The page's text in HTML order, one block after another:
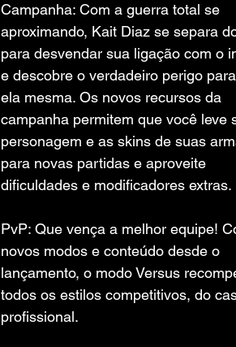
Campanha: Com a guerra total se
aproximando, Kait Diaz se separa
para desvendar sua ligação com o
e descobre o verdadeiro perigo
ela mesma. Os novos recursos da
campanha permitem que você leve
personagem e as skins de suas
para novas partidas e aproveite
dificuldades e modificadores extras.
PvP: Que vença a melhor equipe!
novos modos e conteúdo desde o
lançamento, o modo Versus
todos os estilos competitivos, do
profissional.